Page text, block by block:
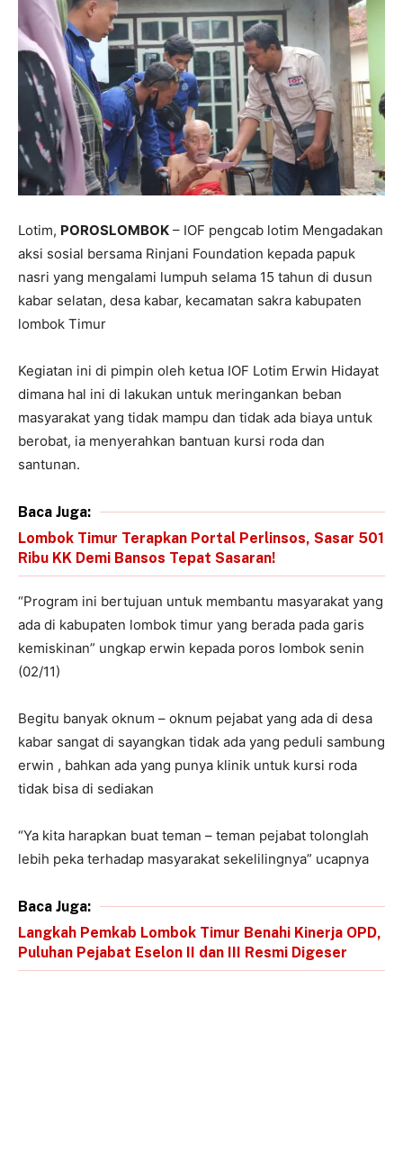
Lotim, POROSLOMBOK – IOF pengcab lotim Mengadakan
aksi sosial bersama Rinjani Foundation kepada papuk
nasri yang mengalami lumpuh selama 15 tahun di dusun
kabar selatan, desa kabar, kecamatan sakra kabupaten
lombok Timur
Kegiatan ini di pimpin oleh ketua IOF Lotim Erwin Hidayat
dimana hal ini di lakukan untuk meringankan beban
masyarakat yang tidak mampu dan tidak ada biaya untuk
berobat, ia menyerahkan bantuan kursi roda dan
santunan.
Baca Juga:
Lombok Timur Terapkan Portal Perlinsos, Sasar 501
Ribu KK Demi Bansos Tepat Sasaran!
“Program ini bertujuan untuk membantu masyarakat yang
ada di kabupaten lombok timur yang berada pada garis
kemiskinan” ungkap erwin kepada poros lombok senin
(02/11)
Begitu banyak oknum – oknum pejabat yang ada di desa
kabar sangat di sayangkan tidak ada yang peduli sambung
erwin , bahkan ada yang punya klinik untuk kursi roda
tidak bisa di sediakan
“Ya kita harapkan buat teman – teman pejabat tolonglah
lebih peka terhadap masyarakat sekelilingnya” ucapnya
Baca Juga:
Langkah Pemkab Lombok Timur Benahi Kinerja OPD,
Puluhan Pejabat Eselon II dan III Resmi Digeser